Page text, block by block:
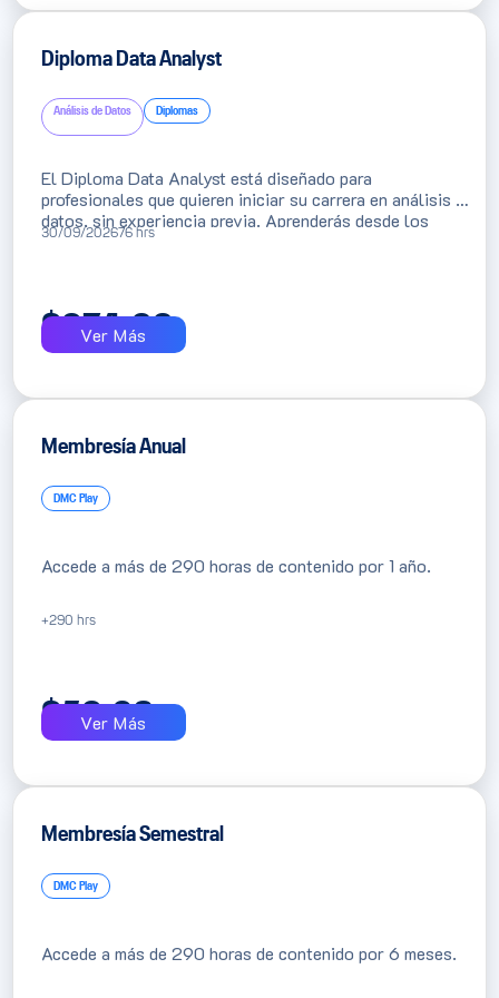
Diploma Data Analyst
Análisis de Datos Diplomas
El Diploma Data Analyst está diseñado para
profesionales que quieren iniciar su carrera en análisis de
datos, sin experiencia previa. Aprenderás desde los
fundamentos hasta herramientas clave del análisis de
30/09/202676 hrs
$ 974.66
Ver Más
Membresía Anual
DMC Play
Accede a más de 290 horas de contenido por 1 año.
+290 hrs
$ 59.03
Ver Más
Membresía Semestral
DMC Play
Accede a más de 290 horas de contenido por 6 meses.